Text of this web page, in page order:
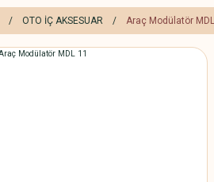
OTO İÇ AKSESUAR Araç Modülatör